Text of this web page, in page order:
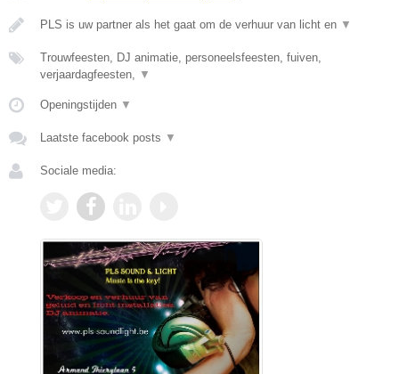
PLS is uw partner als het gaat om de verhuur van licht en ▼
Trouwfeesten, DJ animatie, personeelsfeesten, fuiven,
verjaardagfeesten,
▼
Openingstijden ▼
Laatste facebook posts ▼
Sociale media: